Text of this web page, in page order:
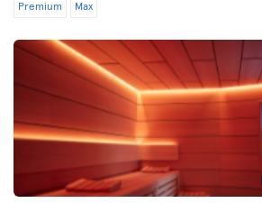
Premium Max